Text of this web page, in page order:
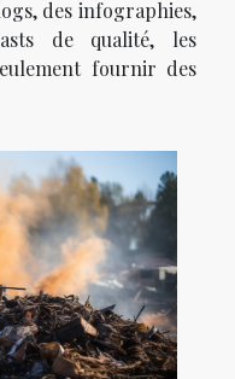
des infographies,
de qualité, les
fournir des